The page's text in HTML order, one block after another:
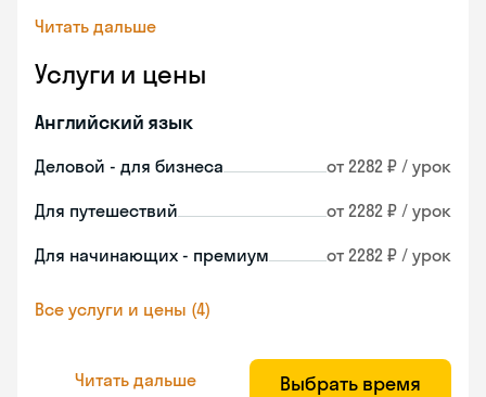
Читать дальше
Услуги и цены
Английский язык
Деловой - для бизнеса от 2282 ₽ / урок
Для путешествий от 2282 ₽ / урок
Для начинающих - премиум от 2282 ₽ / урок
Все услуги и цены (4)
Читать дальше Выбрать время